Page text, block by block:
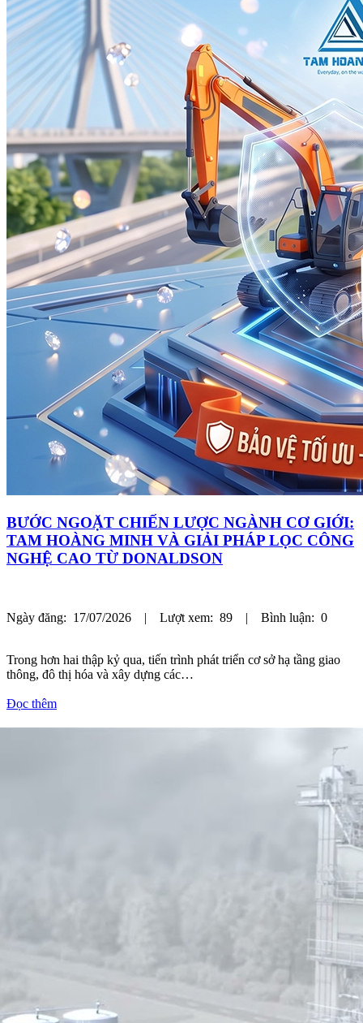
BƯỚC NGOẶT CHIẾN LƯỢC NGÀNH CƠ GIỚI:
TAM HOÀNG MINH VÀ GIẢI PHÁP LỌC CÔNG
NGHỆ CAO TỪ DONALDSON
Ngày đăng: 17/07/2026 | Lượt xem: 89 | Bình luận: 0
Trong hơn hai thập kỷ qua, tiến trình phát triển cơ sở hạ tầng giao
thông, đô thị hóa và xây dựng các…
Đọc thêm